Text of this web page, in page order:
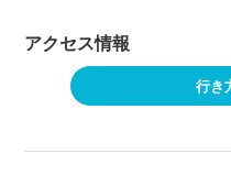
アクセス情報
行き